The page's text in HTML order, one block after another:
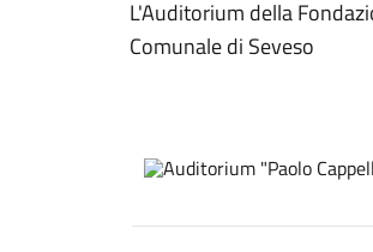
L'Auditorium della
Comunale di Seveso